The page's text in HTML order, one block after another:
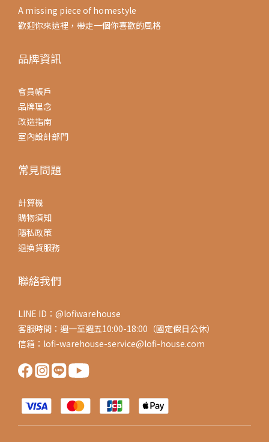
A missing piece of homestyle
歡迎你來這裡，帶走一個你喜歡的風格
品牌資訊
會員帳戶
品牌理念
改造指南
室內設計部門
常見問題
計算機
購物須知
隱私政策
退換貨服務
聯絡我們
LINE ID：@lofiwarehouse
客服時間：週一至週五10:00-18:00（國定假日公休）
信箱：lofi-warehouse-service@lofi-house.com